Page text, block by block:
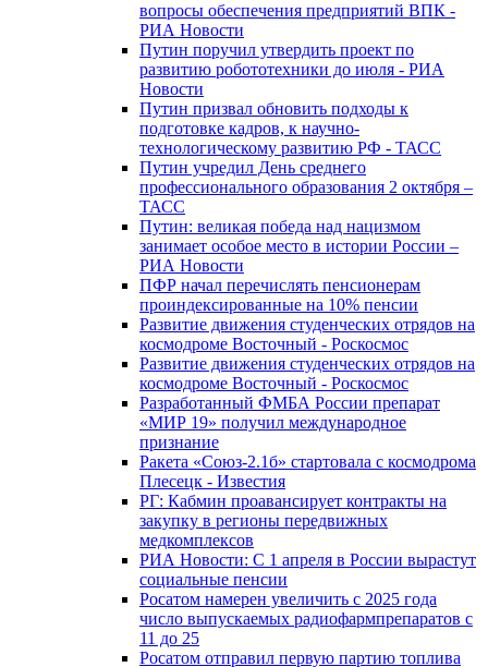
вопросы обеспечения предприятий ВПК -
РИА Новости
Путин поручил утвердить проект по
развитию робототехники до июля - РИА
Новости
Путин призвал обновить подходы к
подготовке кадров, к научно-
технологическому развитию РФ - ТАСС
Путин учредил День среднего
профессионального образования 2 октября –
ТАСС
Путин: великая победа над нацизмом
занимает особое место в истории России –
РИА Новости
ПФР начал перечислять пенсионерам
проиндексированные на 10% пенсии
Развитие движения студенческих отрядов на
космодроме Восточный - Роскосмос
Развитие движения студенческих отрядов на
космодроме Восточный - Роскосмос
Разработанный ФМБА России препарат
«МИР 19» получил международное
признание
Ракета «Союз-2.1б» стартовала с космодрома
Плесецк - Известия
РГ: Кабмин проавансирует контракты на
закупку в регионы передвижных
медкомплексов
РИА Новости: С 1 апреля в России вырастут
социальные пенсии
Росатом намерен увеличить с 2025 года
число выпускаемых радиофармпрепаратов с
11 до 25
Росатом отправил первую партию топлива